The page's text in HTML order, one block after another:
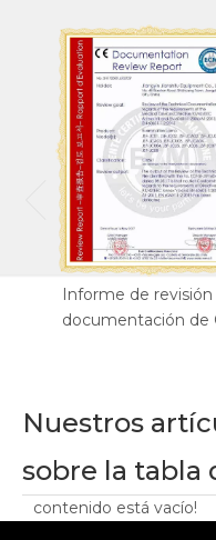
Informe de revisión
documentación de
Nuestros
sobre la tabla
contenido está vacío!